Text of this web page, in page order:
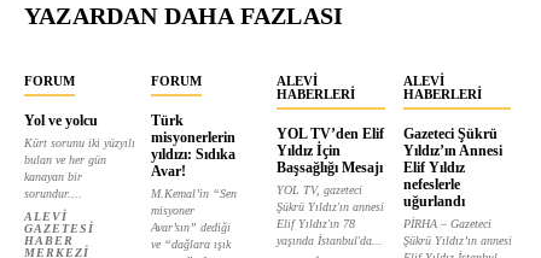
YAZARDAN DAHA FAZLASI
FORUM
Yol ve yolcu
Kürt sorunu iki yüzyılı
bulan ve her gün
kanayan bir
sorundur....
ALEVI
GAZETESI
HABER
MERKEZI
FORUM
Türk
misyonerlerin
yıldızı: Sıdıka
Avar!
M.Kemal’in “Sen
misyoner
Avar’sın” dediği
ve “dağlara ışık
ALEVI
HABERLERI
YOL TV’den Elif
Yıldız İçin
Başsağlığı Mesajı
YOL TV, gazeteci
Şükrü Yıldız'ın annesi
Elif Yıldız'ın 78
yaşında İstanbul'da...
ALEVI
HABERLERI
Gazeteci Şükrü
Yıldız’ın Annesi
Elif Yıldız
nefeslerle
uğurlandı
PİRHA – Gazeteci
Şükrü Yıldız’ın annesi